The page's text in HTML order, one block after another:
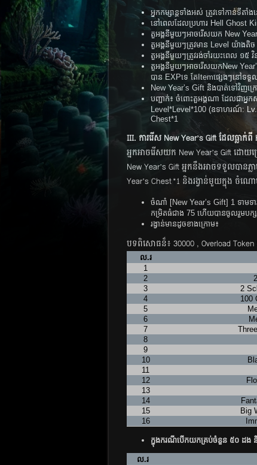
អ្នកកម្សាន្តទាំងអស់ ត្រូវទៅកាន់ទីតាំ
នៅពេលដែលប្រហារ Hell Ghost
តួអង្គនីមួយៗអាចរើសយក New
តួអង្គនីមួយៗត្រូវមាន Level យ៉ាងតិ
តួអង្គនីមួយៗត្រូវរង់ចាំរយះពេល ១៥ វិ
តួអង្គនីមួយៗអាចរើសយកNew
បាន​ EXPទេ តែItemផ្សេងៗនៅទទួល
New Year’s Gift និងបាត់ទៅវិញក្
បញ្ជាក់៖ ចំពោះតួអង្គណា ដែលជាអ្ន
Level*Level*100 (ឧទាហរណ៍:
Chest*1
III. ការរើស New Year’s Gift ដែលធ្លាក់
អ្នកអាចរើសយក New Year’s Gift ​ដោ
New Year’s Gift អ្នកនឹងអាចទទួលបានភ្
Year’s Chest*1 និងរង្វាន់មួយក្នុង ចំណោ
ចំណាំ [New Year’s Gift] 1 ទាមទា
កម្រិតធំជាង 75 ហើយបានចូលរួមបក្ស
រង្វាន់មានដូចខាងក្រោម៖​
បទពិសោធន៏៖ 30000 , Overload
ល.រ
1
2
3
2
4
100
5
6
7
8
9
10
11
12
13
14
15
Big
16
ក្នុងករណីបើកយកគ្រប់ចំនួន ៥០ ដង
ល.រ